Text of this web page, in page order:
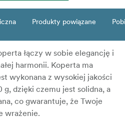
Produkty powiązane
łączy w sobie elegancję i
harmonii. Koperta ma
wykonana z wysokiej jakości
g, dzięki czemu jest solidna, a
co gwarantuje, że Twoje
wrażenie.